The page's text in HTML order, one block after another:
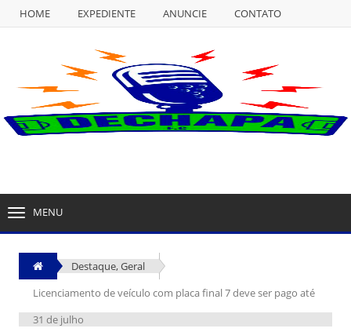
HOME EXPEDIENTE ANUNCIE
CONTATO
EXPEDIENTE ANUNCIE
MENU
Destaque,Geral
Licenciamento de veículo com placa final 7 deve ser pago até
31 de julho